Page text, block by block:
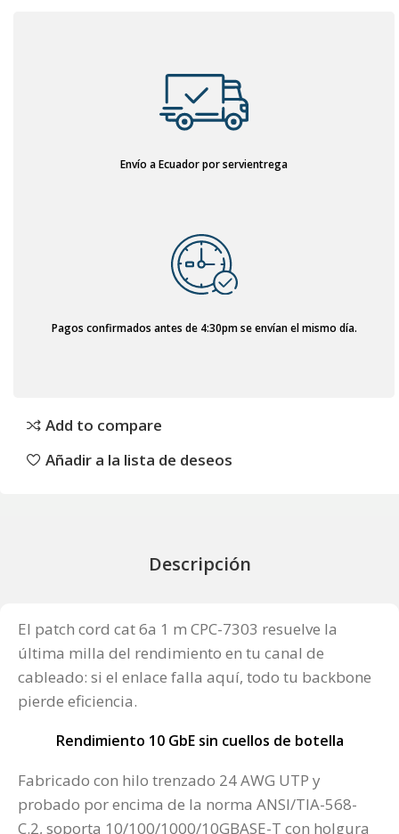
Envío a Ecuador por servientrega
Pagos confirmados antes de 4:30pm se envían el mismo día.
Add to compare
Añadir a la lista de deseos
Descripción
El patch cord cat 6a 1 m CPC-7303 resuelve la
última milla del rendimiento en tu canal de
cableado: si el enlace falla aquí, todo tu backbone
pierde eficiencia.
Rendimiento 10 GbE sin cuellos de botella
Fabricado con hilo trenzado 24 AWG UTP y
probado por encima de la norma ANSI/TIA-568-
C.2, soporta 10/100/1000/10GBASE-T con holgura